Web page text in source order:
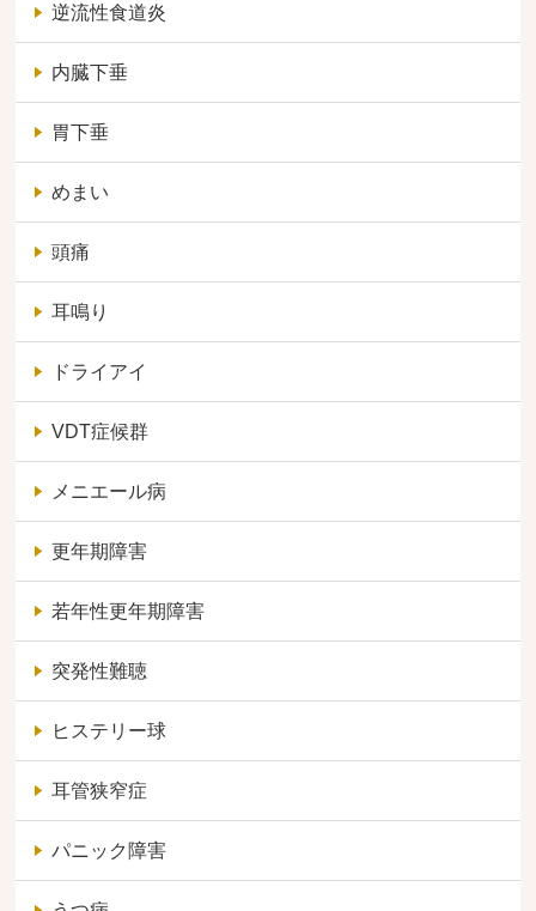
逆流性食道炎
内臓下垂
胃下垂
めまい
頭痛
耳鳴り
ドライアイ
VDT症候群
メニエール病
更年期障害
若年性更年期障害
突発性難聴
ヒステリー球
耳管狭窄症
パニック障害